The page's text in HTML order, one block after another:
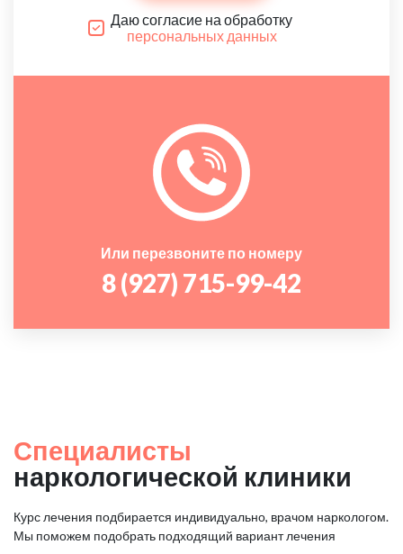
Даю согласие на обработку
персональных данных
Или перезвоните по номеру
8 (927) 715-99-42
Специалисты
наркологической клиники
Курс лечения подбирается индивидуально, врачом наркологом.
Мы поможем подобрать подходящий вариант лечения